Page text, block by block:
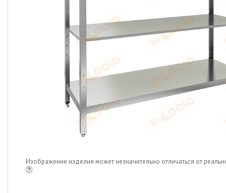
Изображение изделия может незначительно отличаться от